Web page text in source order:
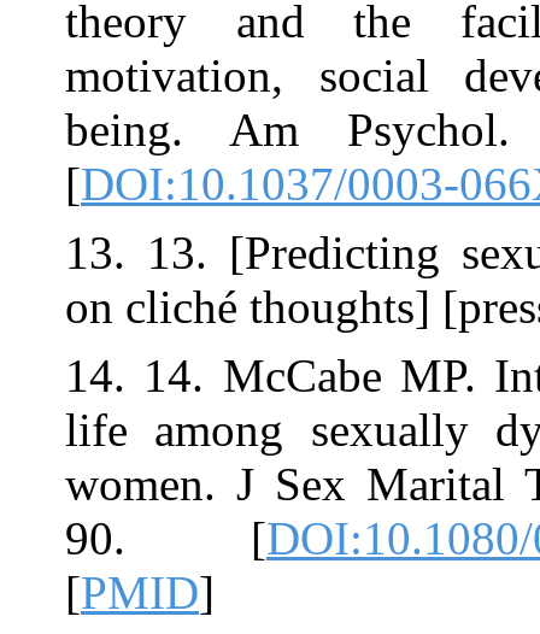
theory and
motivation,
being. Am
[DOI:10.1037/
13. 13.
on cliché
14. 14.
life among
women. J Sex
90. [